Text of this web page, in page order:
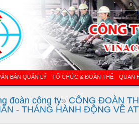
BẢN QUẢN LÝ TỔ CHỨC & ĐOÀN THỂ QUAN
đoàn công ty» CÔNG ĐOÀN
- THÁNG HÀNH ĐỘNG VỀ